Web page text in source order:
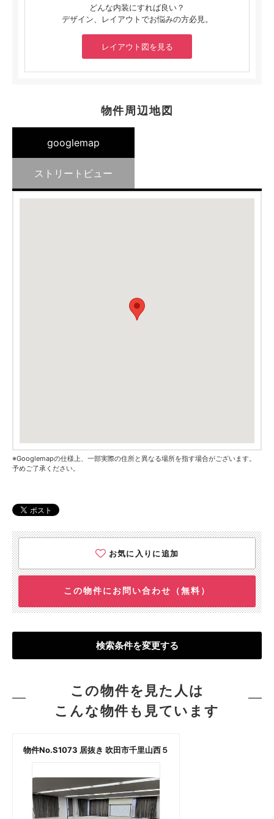
どんな内装にすれば良い？
デザイン、レイアウトでお悩みの方必見。
レイアウト図を見る
物件周辺地図
googlemap
ストリートビュー
※Googlemapの仕様上、一部実際の住所と異なる場所を指す場合がございます。
予めご了承ください。
お気に入りに追加
この物件にお問い合わせ（無料）
検索条件を変更する
この物件を見た人は
こんな物件も見ています
物件No.S1073 居抜き 吹田市千里山西５